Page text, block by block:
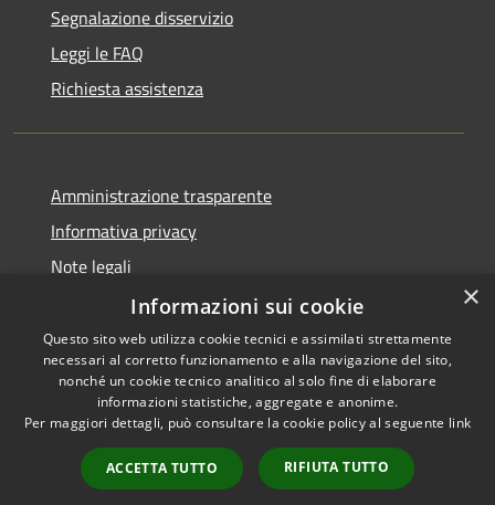
Segnalazione disservizio
Leggi le FAQ
Richiesta assistenza
Amministrazione trasparente
Informativa privacy
Note legali
Dichiarazione di accessibilità
RSS
Accessibilità
Copyright © 2026 • Comune di
byMunicipium
Accesso
redazione
×
Informazioni sui cookie
Questo sito web utilizza cookie tecnici e assimilati strettamente
necessari al corretto funzionamento e alla navigazione del sito,
nonché un cookie tecnico analitico al solo fine di elaborare
informazioni statistiche, aggregate e anonime.
Per maggiori dettagli, può consultare la cookie policy al seguente link
ACCETTA TUTTO RIFIUTA TUTTO